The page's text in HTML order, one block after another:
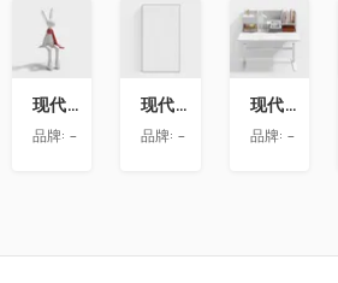
藏
现代兔子艺术雕塑摆件
品牌: -
现代玻璃隔断
品牌: -
收
藏
现代书桌
品牌: -